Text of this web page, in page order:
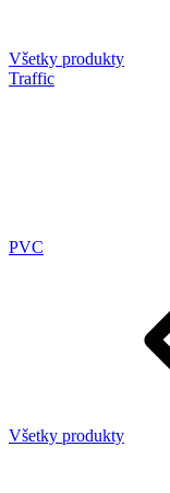
Všetky produkty
Traffic
PVC
Všetky produkty